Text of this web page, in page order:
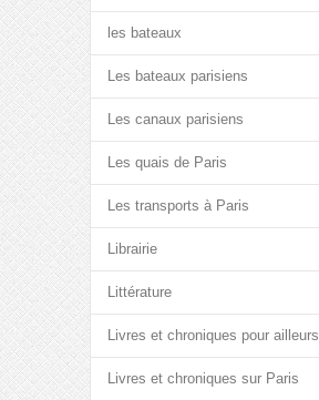
les bateaux
Les bateaux parisiens
Les canaux parisiens
Les quais de Paris
Les transports à Paris
Librairie
Littérature
Livres et chroniques pour ailleurs
Livres et chroniques sur Paris